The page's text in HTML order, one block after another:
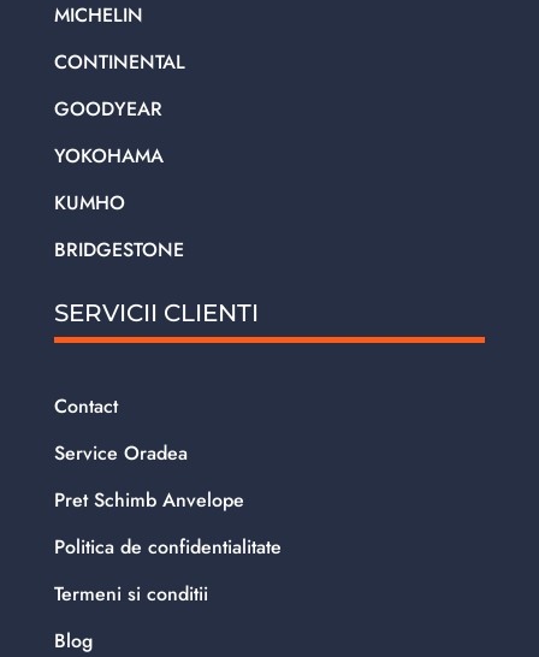
MICHELIN
CONTINENTAL
GOODYEAR
YOKOHAMA
KUMHO
BRIDGESTONE
SERVICII CLIENTI
Contact
Service Oradea
Pret Schimb Anvelope
Politica de confidentialitate
Termeni si conditii
Blog